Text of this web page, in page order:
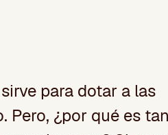
para dotar a las
Pero, ¿por qué es tan